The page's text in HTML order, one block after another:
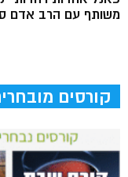
משותף עם הרב אדם
קורסים